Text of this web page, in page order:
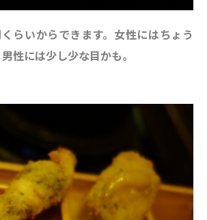
らいからできます。女性にはちょう
性には少し少な目かも。